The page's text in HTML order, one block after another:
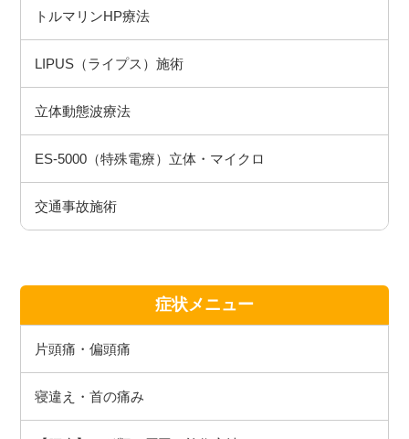
トルマリンHP療法
LIPUS（ライプス）施術
立体動態波療法
ES-5000（特殊電療）立体・マイクロ
交通事故施術
症状メニュー
片頭痛・偏頭痛
寝違え・首の痛み